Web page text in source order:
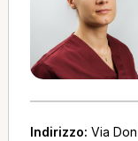
Indirizzo: Via